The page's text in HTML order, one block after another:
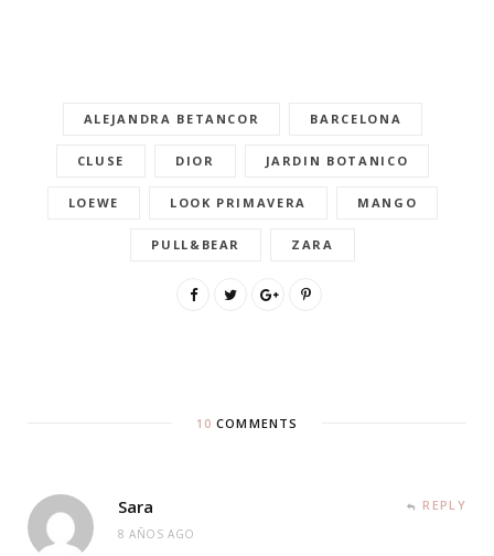
ALEJANDRA BETANCOR BARCELONA
CLUSE DIOR JARDIN BOTANICO
LOEWE LOOK PRIMAVERA MANGO
PULL&BEAR ZARA
10 COMMENTS
Sara
8 AÑOS AGO
REPLY